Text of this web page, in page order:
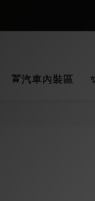
🚖汽車內裝區